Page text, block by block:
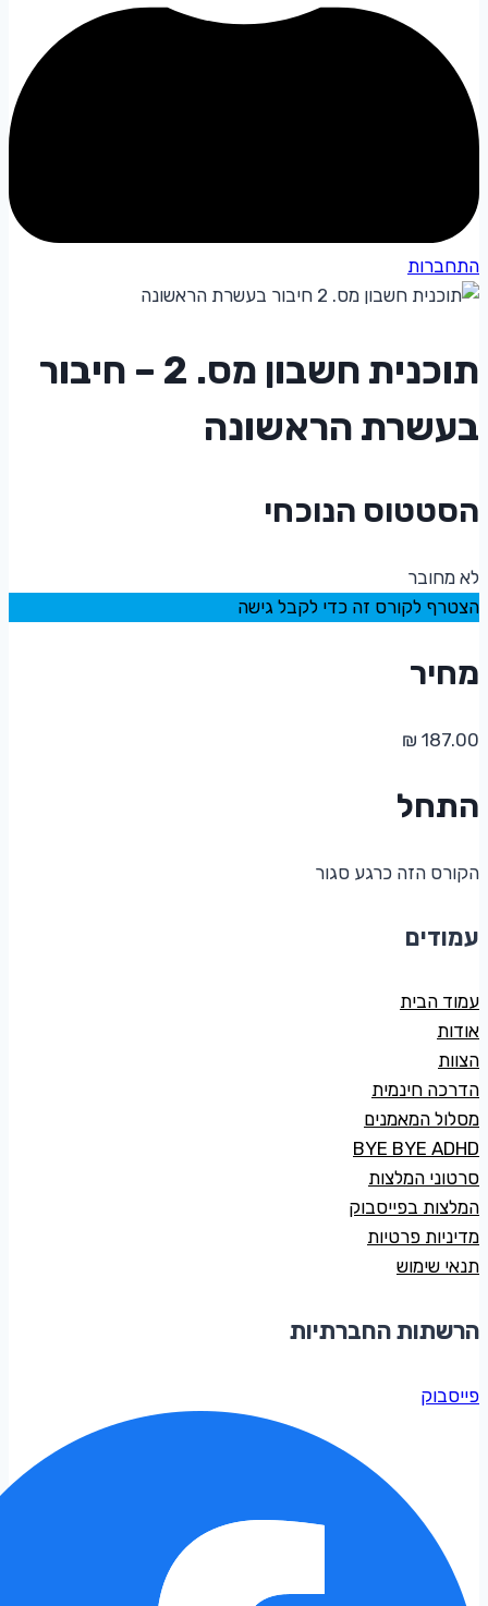
התחברות
תוכנית חשבון מס. 2 – חיבור
בעשרת הראשונה
הסטטוס הנוכחי
לא מחובר
הצטרף לקורס זה כדי לקבל גישה
מחיר
התחל
הקורס הזה כרגע סגור
עמודים
עמוד הבית
אודות
הצוות
הדרכה חינמית
מסלול המאמנים
BYE BYE ADHD
סרטוני המלצות
המלצות בפייסבוק
מדיניות פרטיות
תנאי שימוש
הרשתות החברתיות
פייסבוק